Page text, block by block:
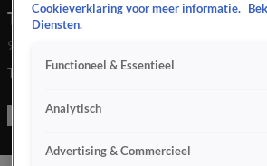
Thom in gesprek met Erica
9 juni 2022, 21:21
Thom in gesprek met Erica Terpstra
Cookieverklaring voor meer informatie.
Diensten.
Functioneel & Essentieel
Analytisch
Advertising & Commercieel